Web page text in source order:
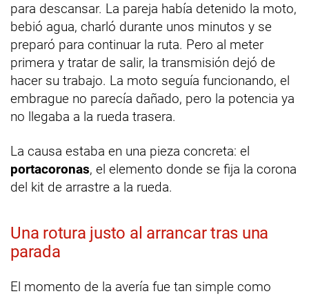
para descansar. La pareja había detenido la moto,
bebió agua, charló durante unos minutos y se
preparó para continuar la ruta. Pero al meter
primera y tratar de salir, la transmisión dejó de
hacer su trabajo. La moto seguía funcionando, el
embrague no parecía dañado, pero la potencia ya
no llegaba a la rueda trasera.
La causa estaba en una pieza concreta: el
portacoronas, el elemento donde se fija la corona
del kit de arrastre a la rueda.
Una rotura justo al arrancar tras una
parada
El momento de la avería fue tan simple como